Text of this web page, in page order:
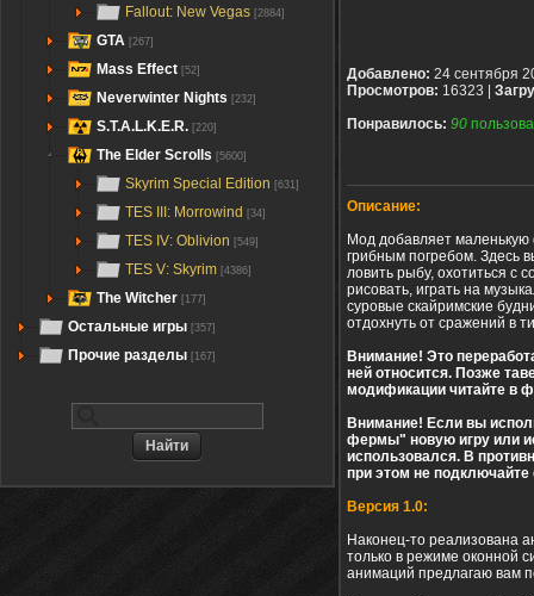
Fallout: New Vegas [2884]
GTA [267]
Mass Effect [52]
Neverwinter Nights [232]
S.T.A.L.K.E.R. [220]
The Elder Scrolls [5600]
Skyrim Special Edition [631]
TES III: Morrowind [34]
TES IV: Oblivion [549]
TES V: Skyrim [4386]
The Witcher [177]
Остальные игры [357]
Прочие разделы [167]
Добавлено: 24 сентября
Просмотров: 16323 |
Понравилось: 90
Описание:
Мод добавляет маленькую
грибным погребом. Здесь
ловить рыбу, охотиться с
рисовать, играть на
суровые скайримские
отдохнуть от сражений в
Внимание! Это
ней относится. Позже
модификации читайте в
Внимание! Если вы
фермы" новую игру или
использовался. В
при этом не
Версия 1.0:
Наконец-то реализована
только в режиме оконной
анимаций предлагаю вам